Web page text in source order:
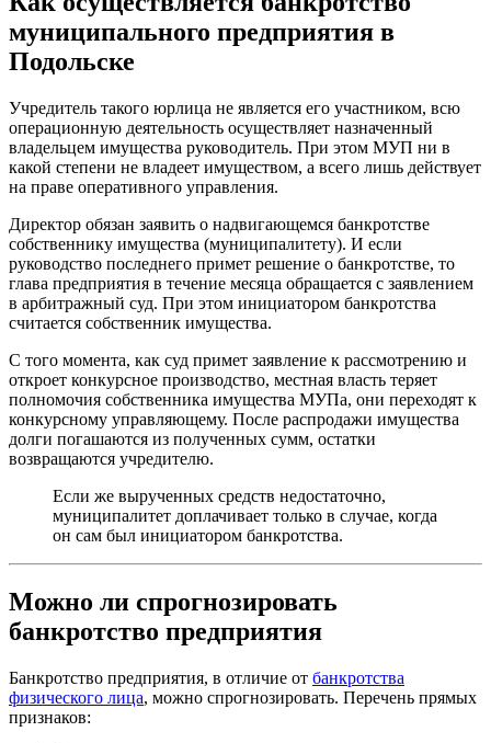
муниципального предприятия в
Подольске
Учредитель такого юрлица не является его участником, всю
операционную деятельность осуществляет назначенный
владельцем имущества руководитель. При этом МУП ни в
какой степени не владеет имуществом, а всего лишь действует
на праве оперативного управления.
Директор обязан заявить о надвигающемся банкротстве
собственнику имущества (муниципалитету). И если
руководство последнего примет решение о банкротстве, то
глава предприятия в течение месяца обращается с заявлением
в арбитражный суд. При этом инициатором банкротства
считается собственник имущества.
С того момента, как суд примет заявление к рассмотрению и
откроет конкурсное производство, местная власть теряет
полномочия собственника имущества МУПа, они переходят к
конкурсному управляющему. После распродажи имущества
долги погашаются из полученных сумм, остатки
возвращаются учредителю.
Если же вырученных средств недостаточно,
муниципалитет доплачивает только в случае, когда
он сам был инициатором банкротства.
Можно ли спрогнозировать
банкротство предприятия
Банкротство предприятия, в отличие от банкротства
физического лица, можно спрогнозировать. Перечень прямых
признаков: